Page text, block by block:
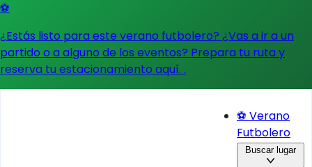
⚽
¿Estás listo para este verano futbolero? ¿Vas a ir a un
partido o a alguno de los eventos? Prepara tu ruta y
reserva tu estacionamiento aquí. .
⚽ Verano
Futbolero
Buscar lugar